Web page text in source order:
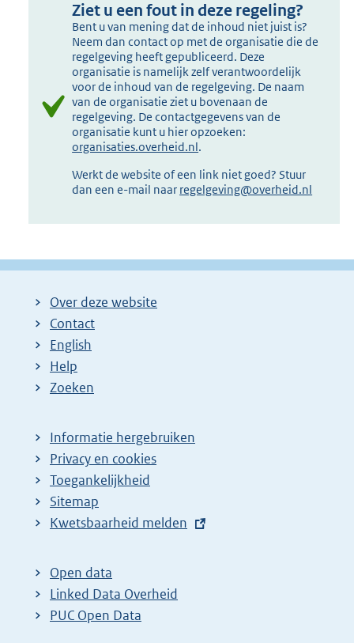
Ziet u een fout in deze regeling?
Bent u van mening dat de inhoud niet juist is?
Neem dan contact op met de organisatie die de
regelgeving heeft gepubliceerd. Deze
organisatie is namelijk zelf verantwoordelijk
voor de inhoud van de regelgeving. De naam
van de organisatie ziet u bovenaan de
regelgeving. De contactgegevens van de
organisatie kunt u hier opzoeken:
organisaties.overheid.nl.
Werkt de website of een link niet goed? Stuur
dan een e-mail naar regelgeving@overheid.nl
Over deze website
Contact
English
Help
Zoeken
Informatie hergebruiken
Privacy en cookies
Toegankelijkheid
Sitemap
E
t
e
r
Kwetsbaarheid melden
Open data
Linked Data Overheid
PUC Open Data